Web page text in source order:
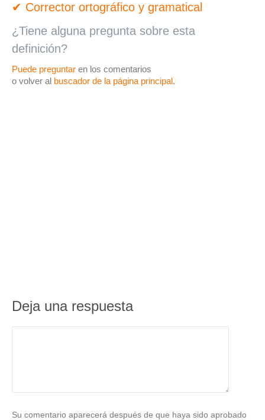
✔ Corrector ortográfico y gramatical
¿Tiene alguna pregunta sobre esta
definición?
Puede preguntar en los comentarios
o volver al buscador de la página principal.
Deja una respuesta
Su comentario aparecerá después de que haya sido aprobado